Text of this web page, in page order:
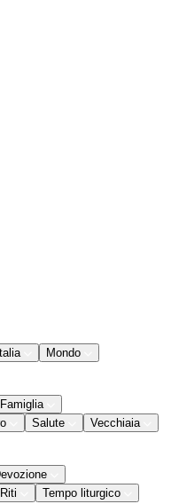
Italia
Mondo
Famiglia
Salute
Vecchiaia
Riti
Tempo liturgico